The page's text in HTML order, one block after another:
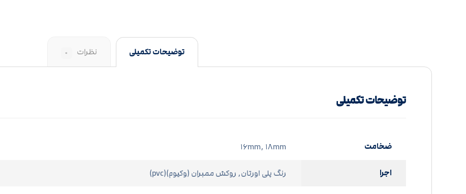
توضیحات تکمیلی نظرات ۰
توضیحات تکمیلی
ضخامت ۱۶mm, ۱۸mm
اجرا رنگ پلی اورتان, روکش ممبران (وکیوم)(pvc)